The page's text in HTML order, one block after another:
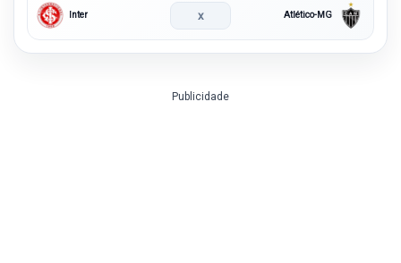
Inter x Atlético-MG
Publicidade